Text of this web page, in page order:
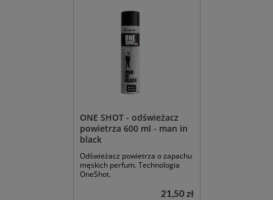
ONE SHOT - odświeżacz
powietrza 600 ml - man in
black
Odświeżacz powietrza o zapachu
męskich perfum. Technologia
OneShot.
21,50 zł